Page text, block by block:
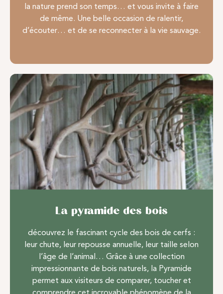
la nature prend son temps… et vous invite à faire
de même. Une belle occasion de ralentir,
d’écouter… et de se reconnecter à la vie sauvage.
La pyramide des bois
découvrez le fascinant cycle des bois de cerfs :
leur chute, leur repousse annuelle, leur taille selon
l’âge de l’animal… Grâce à une collection
impressionnante de bois naturels, la Pyramide
permet aux visiteurs de comparer, toucher et